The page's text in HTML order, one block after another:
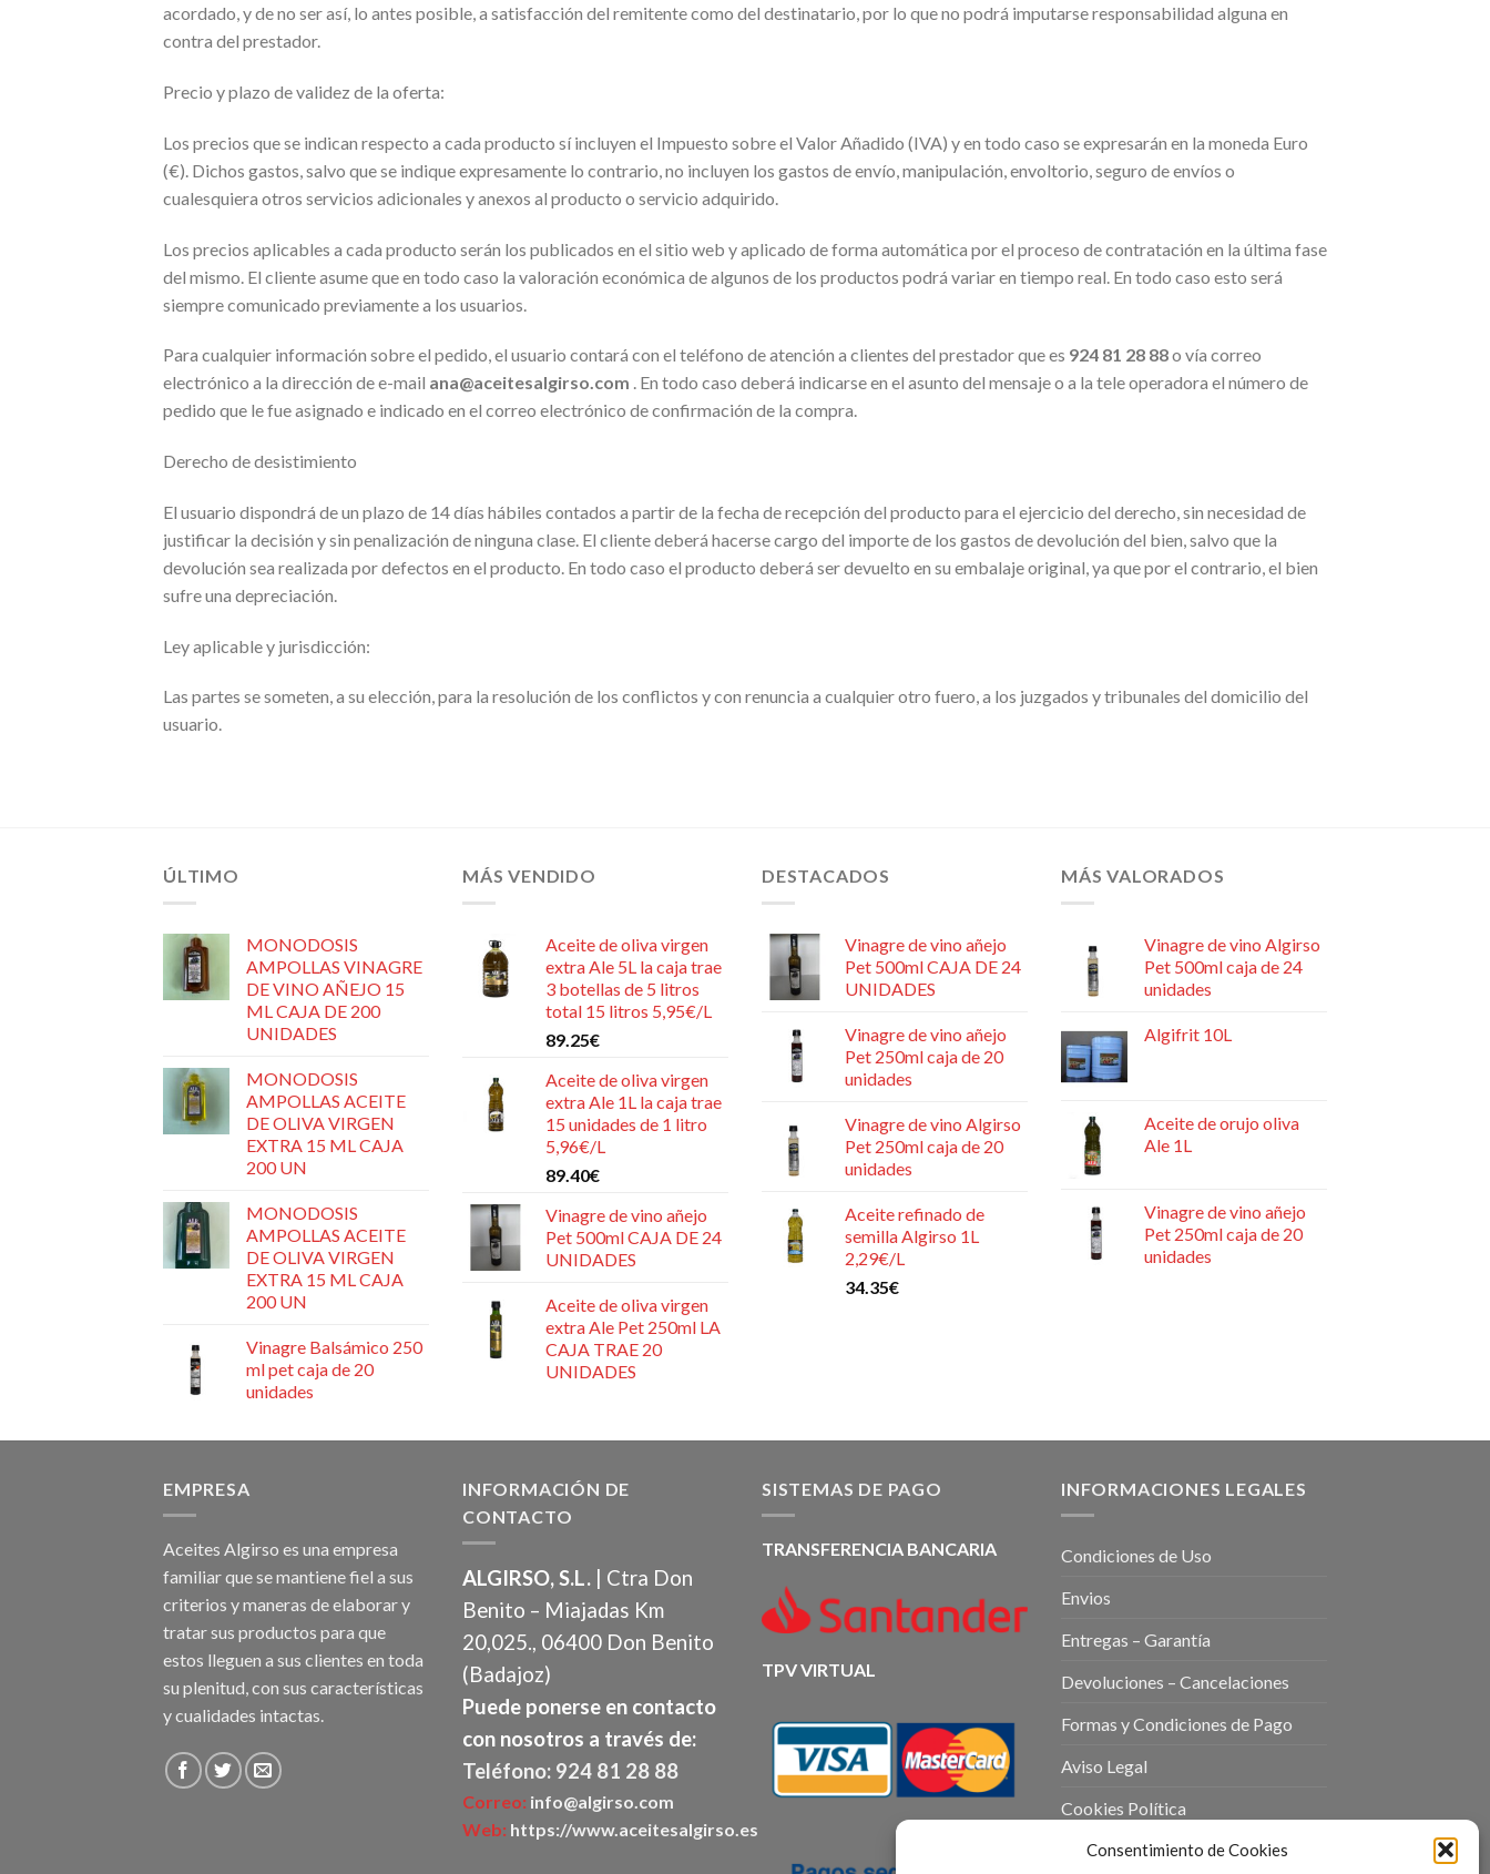
Consentimiento de Cookies
acordado, y de no ser así, lo antes posible, a satisfacción del remitente como del destinatario, por lo que no podrá imputarse responsabilidad alguna en
contra del prestador.
Precio y plazo de validez de la oferta:
Los precios que se indican respecto a cada producto sí incluyen el Impuesto sobre el Valor Añadido (IVA) y en todo caso se expresarán en la moneda Euro
(€). Dichos gastos, salvo que se indique expresamente lo contrario, no incluyen los gastos de envío, manipulación, envoltorio, seguro de envíos o
cualesquiera otros servicios adicionales y anexos al producto o servicio adquirido.
Los precios aplicables a cada producto serán los publicados en el sitio web y aplicado de forma automática por el proceso de contratación en la última fase
del mismo. El cliente asume que en todo caso la valoración económica de algunos de los productos podrá variar en tiempo real. En todo caso esto será
siempre comunicado previamente a los usuarios.
Para cualquier información sobre el pedido, el usuario contará con el teléfono de atención a clientes del prestador que es 924 81 28 88o vía correo
electrónico a la dirección de e-mail ana@aceitesalgirso.com . En todo caso deberá indicarse en el asunto del mensaje o a la tele operadora el número de
pedido que le fue asignado e indicado en el correo electrónico de confirmación de la compra.
Derecho de desistimiento
El usuario dispondrá de un plazo de 14 días hábiles contados a partir de la fecha de recepción del producto para el ejercicio del derecho, sin necesidad de
justificar la decisión y sin penalización de ninguna clase. El cliente deberá hacerse cargo del importe de los gastos de devolución del bien, salvo que la
devolución sea realizada por defectos en el producto. En todo caso el producto deberá ser devuelto en su embalaje original, ya que por el contrario, el bien
sufre una depreciación.
Ley aplicable y jurisdicción:
Las partes se someten, a su elección, para la resolución de los conflictos y con renuncia a cualquier otro fuero, a los juzgados y tribunales del domicilio del
usuario.
ÚLTIMO
MONODOSIS
AMPOLLAS VINAGRE
DE VINO AÑEJO 15
ML CAJA DE 200
UNIDADES
MONODOSIS
AMPOLLAS ACEITE
DE OLIVA VIRGEN
EXTRA 15 ML CAJA
200 UN
MONODOSIS
AMPOLLAS ACEITE
DE OLIVA VIRGEN
EXTRA 15 ML CAJA
200 UN
Vinagre Balsámico 250
ml pet caja de 20
unidades
MÁS VENDIDO
Aceite de oliva virgen
extra Ale 5L la caja trae
3 botellas de 5 litros
total 15 litros 5,95€/L
89.25€
Aceite de oliva virgen
extra Ale 1L la caja trae
15 unidades de 1 litro
5,96€/L
89.40€
Vinagre de vino añejo
Pet 500ml CAJA DE 24
UNIDADES
Aceite de oliva virgen
extra Ale Pet 250ml LA
CAJA TRAE 20
UNIDADES
DESTACADOS
Vinagre de vino añejo
Pet 500ml CAJA DE 24
UNIDADES
Vinagre de vino añejo
Pet 250ml caja de 20
unidades
Vinagre de vino Algirso
Pet 250ml caja de 20
unidades
Aceite refinado de
semilla Algirso 1L
2,29€/L
34.35€
MÁS VALORADOS
Vinagre de vino Algirso
Pet 500ml caja de 24
unidades
Algifrit 10L
Aceite de orujo oliva
Ale 1L
Vinagre de vino añejo
Pet 250ml caja de 20
unidades
EMPRESA
Aceites Algirso es una empresa
familiar que se mantiene fiel a sus
criterios y maneras de elaborar y
tratar sus productos para que
estos lleguen a sus clientes en toda
su plenitud, con sus características
y cualidades intactas.
INFORMACIÓN DE
CONTACTO
ALGIRSO, S.L. | Ctra Don
Benito – Miajadas Km
20,025., 06400 Don Benito
(Badajoz)
Puede ponerse en contacto
con nosotros a través de:
Teléfono: 924 81 28 88
Correo: info@algirso.com
Web: https://www.aceitesalgirso.es
SISTEMAS DE PAGO
TRANSFERENCIA BANCARIA
TPV VIRTUAL
INFORMACIONES LEGALES
Condiciones de Uso
Envios
Entregas – Garantía
Devoluciones – Cancelaciones
Formas y Condiciones de Pago
Aviso Legal
Cookies Política
Política de Privacidad